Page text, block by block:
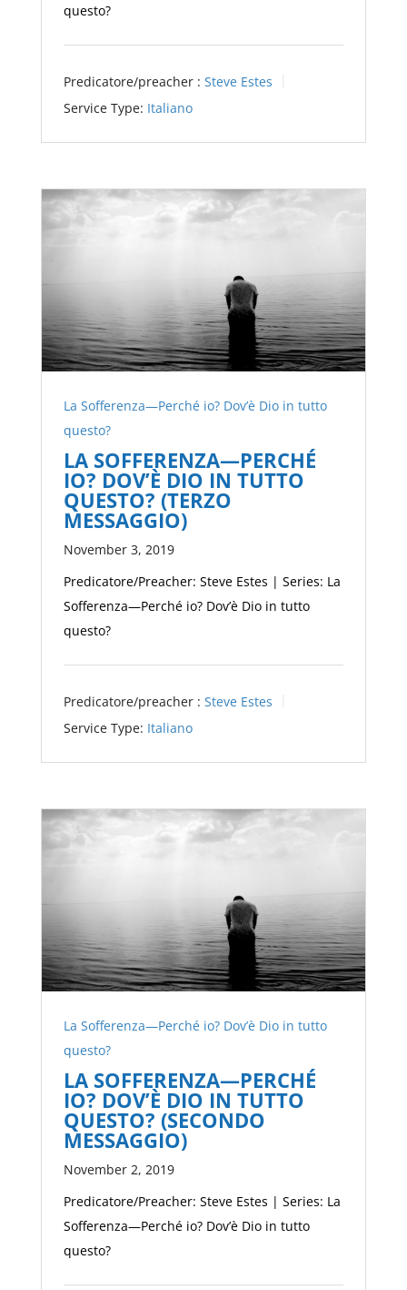
questo?
Predicatore/preacher : Steve Estes
Service Type: Italiano
La Sofferenza—Perché io? Dov’è Dio in tutto
questo?
LA SOFFERENZA—PERCHÉ
IO? DOV’È DIO IN TUTTO
QUESTO? (TERZO
MESSAGGIO)
November 3, 2019
Predicatore/Preacher: Steve Estes | Series: La
Sofferenza—Perché io? Dov’è Dio in tutto
questo?
Predicatore/preacher : Steve Estes
Service Type: Italiano
La Sofferenza—Perché io? Dov’è Dio in tutto
questo?
LA SOFFERENZA—PERCHÉ
IO? DOV’È DIO IN TUTTO
QUESTO? (SECONDO
MESSAGGIO)
November 2, 2019
Predicatore/Preacher: Steve Estes | Series: La
Sofferenza—Perché io? Dov’è Dio in tutto
questo?